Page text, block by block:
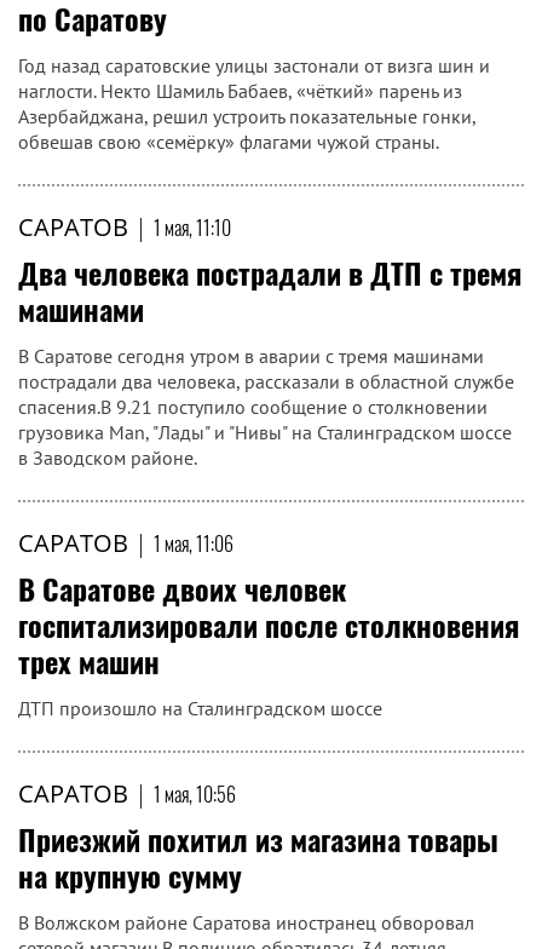
САРАТОВ|1 мая, 11:32
В Саратове заработали городские
фонтаны
Оставшиеся включат до конца дня
САРАТОВ | 1 мая, 11:25
Преступление и наказание: водителя
лишили гражданства за опасные гонки
по Саратову
Год назад саратовские улицы застонали от визга шин и
наглости. Некто Шамиль Бабаев, «чёткий» парень из
Азербайджана, решил устроить показательные гонки,
|
Два человека пострадали в ДТП с тремя
машинами
пострадали два человека, рассказали в областной службе
спасения.В 9.21 поступило сообщение о столкновении
в Заводском районе.
САРАТОВ|1 мая, 11:06
В Саратове двоих человек